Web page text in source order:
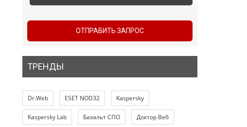
ОТПРАВИТЬ ЗАПРОС
ТРЕНДЫ
Dr.Web ESET NOD32 Kaspersky
Kaspersky Lab Базальт СПО Доктор Веб